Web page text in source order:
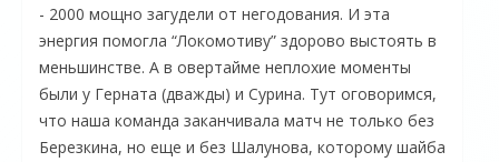
- 2000 мощно загудели от негодования. И эта
энергия помогла “Локомотиву” здорово выстоять в
меньшинстве. А в овертайме неплохие моменты
были у Герната (дважды) и Сурина. Тут оговоримся,
что наша команда заканчивала матч не только без
Березкина, но еще и без Шалунова, которому шайба